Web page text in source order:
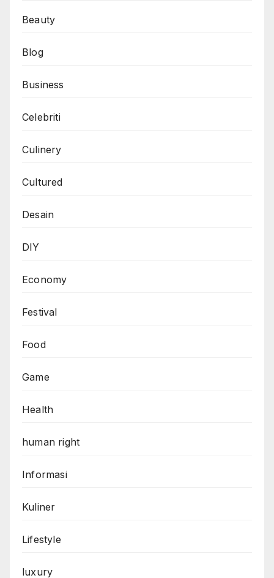
Beauty
Blog
Business
Celebriti
Culinery
Cultured
Desain
DIY
Economy
Festival
Food
Game
Health
human right
Informasi
Kuliner
Lifestyle
luxury